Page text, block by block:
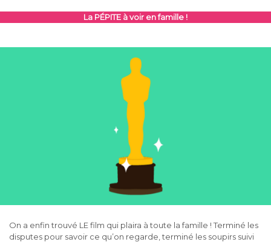
La PÉPITE à voir en famille !
On a enfin trouvé LE film qui plaira à toute la famille ! Terminé les
disputes pour savoir ce qu’on regarde, terminé les soupirs suivi